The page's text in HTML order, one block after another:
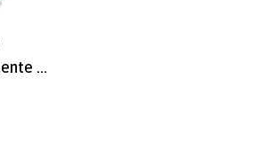
Spray permanente de pintura acrílica de alta gama Edding E-5200 Menta Mate